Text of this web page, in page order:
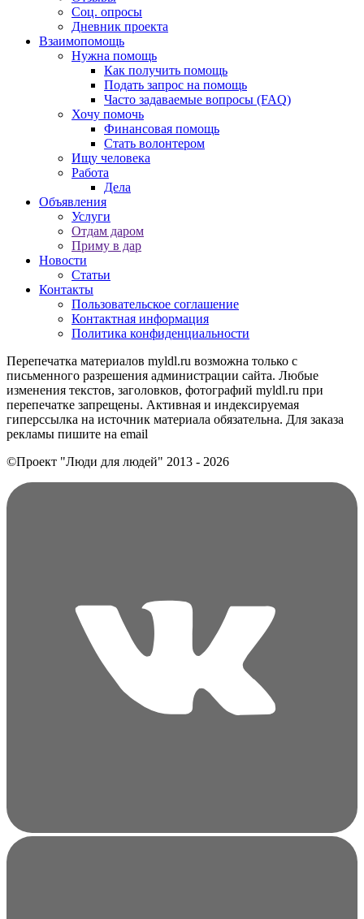
Соц. опросы
Дневник проекта
Взаимопомощь
Нужна помощь
Как получить помощь
Подать запрос на помощь
Часто задаваемые вопросы (FAQ)
Хочу помочь
Финансовая помощь
Стать волонтером
Ищу человека
Работа
Дела
Объявления
Услуги
Отдам даром
Приму в дар
Новости
Статьи
Контакты
Пользовательское соглашение
Контактная информация
Политика конфиденциальности
Перепечатка материалов myldl.ru возможна только с
письменного разрешения администрации сайта. Любые
изменения текстов, заголовков, фотографий myldl.ru при
перепечатке запрещены. Активная и индексируемая
гиперссылка на источник материала обязательна. Для заказа
рекламы пишите на еmail
©Проект "Люди для людей" 2013 - 2026